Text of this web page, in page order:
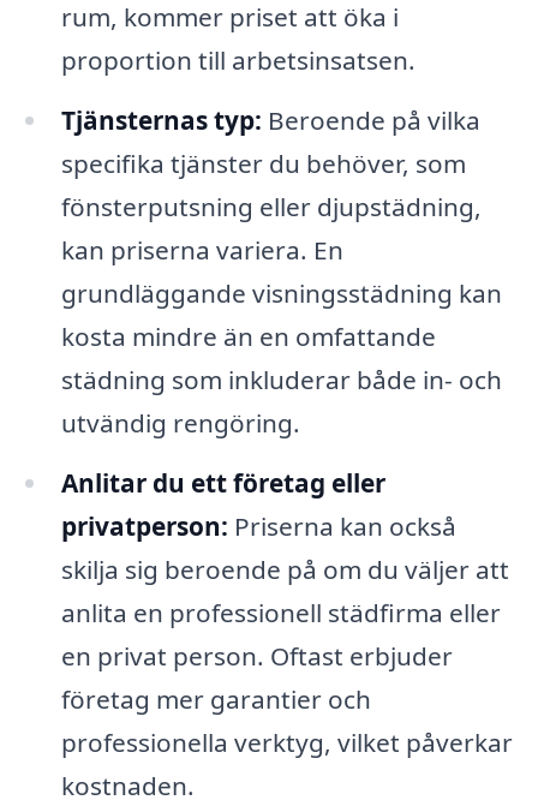
rum, kommer priset att öka i
proportion till arbetsinsatsen.
Tjänsternas typ: Beroende på vilka
specifika tjänster du behöver, som
fönsterputsning eller djupstädning,
kan priserna variera. En
grundläggande visningsstädning kan
kosta mindre än en omfattande
städning som inkluderar både in- och
utvändig rengöring.
Anlitar du ett företag eller
privatperson: Priserna kan också
skilja sig beroende på om du väljer att
anlita en professionell städfirma eller
en privat person. Oftast erbjuder
företag mer garantier och
professionella verktyg, vilket påverkar
kostnaden.